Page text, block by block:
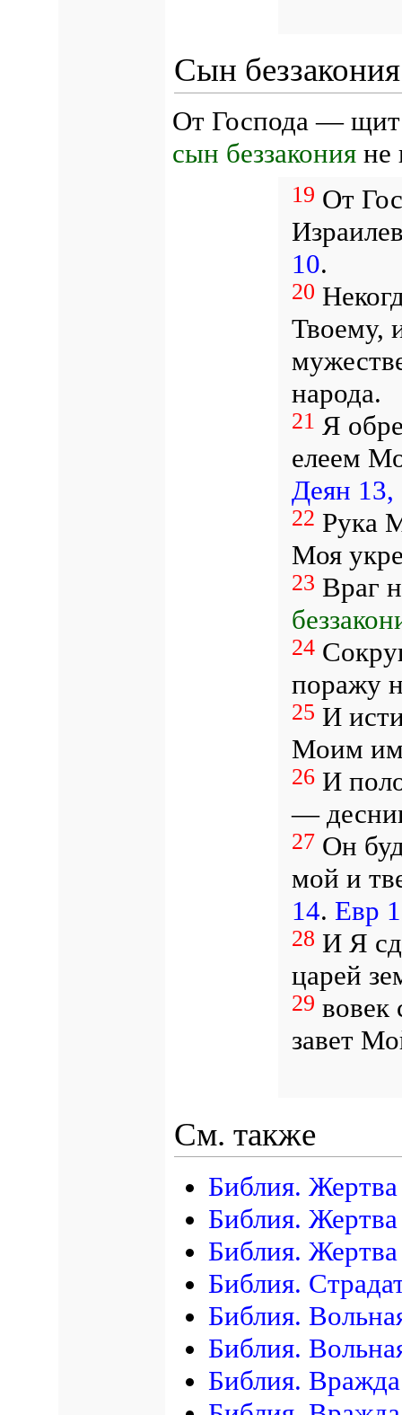
Сын беззакония
От Господа — щит
сын беззакония не
19 От
10.
20
Твоему,
народа.
21 Я
елеем
Деян 13,
22 Рука
Моя
23 Враг
24
поражу
25 И
Моим
26И
—
27 Он
мой и
14. Евр
28 И Я
царей
29
завет
См. также
Библия. Жертва
Библия.
Библия.
Библия.
Библия.
Библия.
Библия.